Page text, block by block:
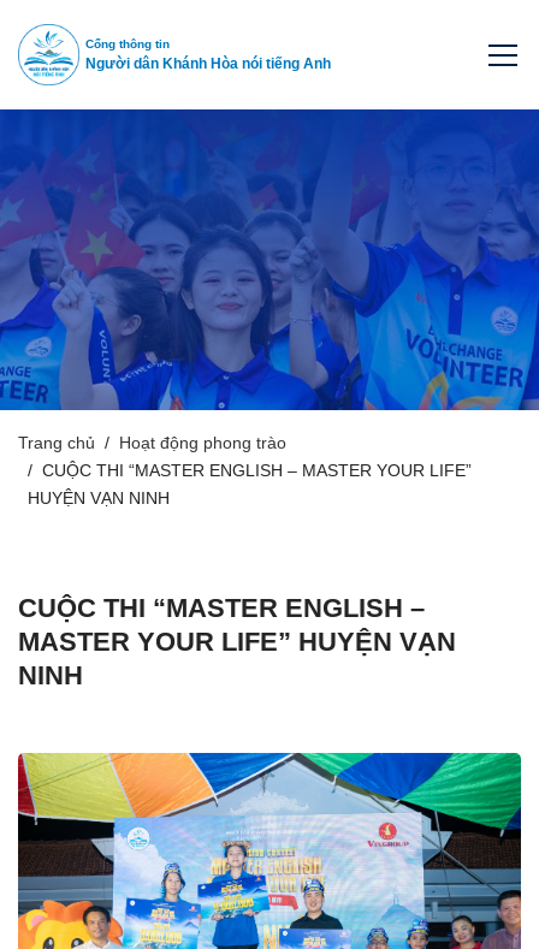
Cổng thông tin
Người dân Khánh Hòa nói tiếng Anh
Trang chủ
Hoạt động phong trào
CUỘC THI “MASTER ENGLISH – MASTER YOUR LIFE”
HUYỆN VẠN NINH
CUỘC THI “MASTER ENGLISH –
MASTER YOUR LIFE” HUYỆN VẠN
NINH